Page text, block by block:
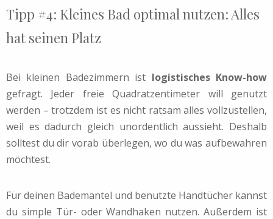
Tipp #4: Kleines Bad optimal nutzen: Alles
hat seinen Platz
Bei kleinen Badezimmern ist logistisches Know-how
gefragt. Jeder freie Quadratzentimeter will genutzt
werden – trotzdem ist es nicht ratsam alles vollzustellen,
weil es dadurch gleich unordentlich aussieht. Deshalb
solltest du dir vorab überlegen, wo du was aufbewahren
möchtest.
Für deinen Bademantel und benutzte Handtücher kannst
du simple Tür- oder Wandhaken nutzen. Außerdem ist